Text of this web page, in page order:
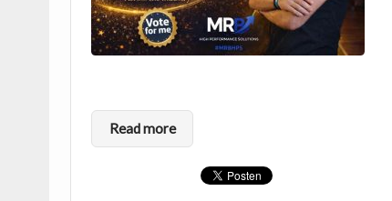
Read more